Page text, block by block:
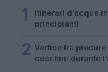
1
Itinerari d’acqua
principianti
2 Vertice tra
cecchini durante